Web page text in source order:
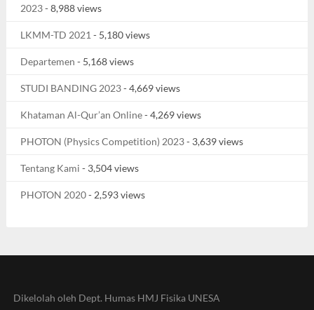
2023- 8,988 views
LKMM-TD 2021 - 5,180 views
Departemen - 5,168 views
STUDI BANDING 2023- 4,669 views
Khataman Al-Qur’an Online- 4,269 views
PHOTON (Physics Competition) 2023- 3,639 views
Tentang Kami - 3,504 views
PHOTON 2020- 2,593 views
Dikelolah oleh Dept. Humas HMJ Fisika UNESA